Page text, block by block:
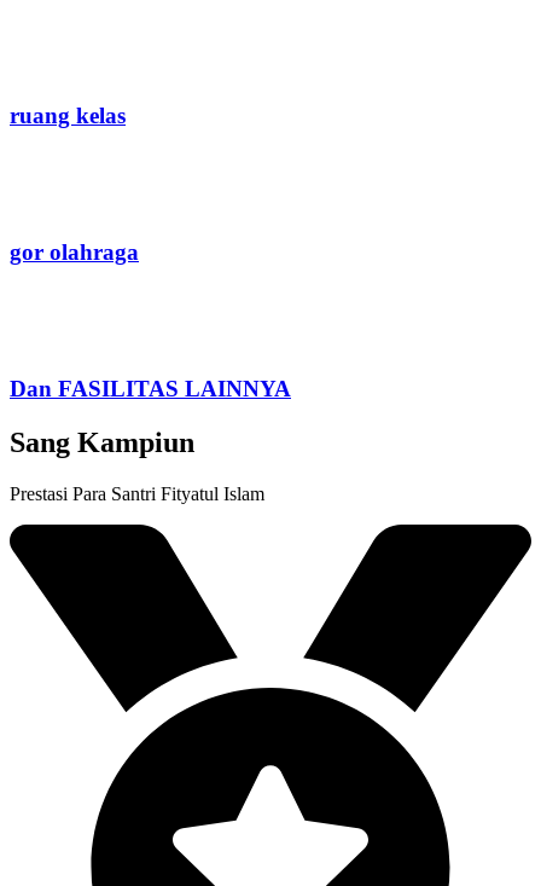
ruang kelas
gor olahraga
Dan FASILITAS LAINNYA
Sang Kampiun
Prestasi Para Santri Fityatul Islam